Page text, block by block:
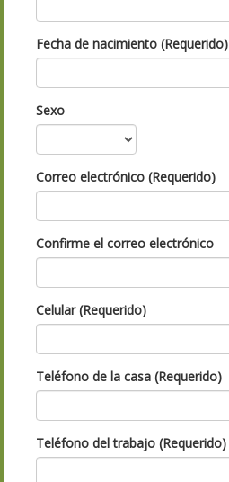
Fecha de nacimiento (Requerido)
Sexo
Correo electrónico (Requerido)
Confirme el correo electrónico
Celular (Requerido)
Teléfono de la casa (Requerido)
Teléfono del trabajo (Requerido)